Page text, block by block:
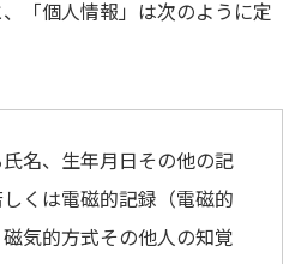
「個人情報」は次のように定
名、生年月日その他の記
くは電磁的記録（電磁的
気的方式その他人の知覚